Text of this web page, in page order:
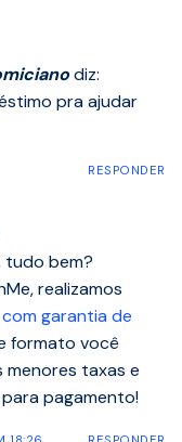
diz:
pra ajudar
RESPONDER
tudo bem?
realizamos
garantia de
formato você
menores taxas e
pagamento!